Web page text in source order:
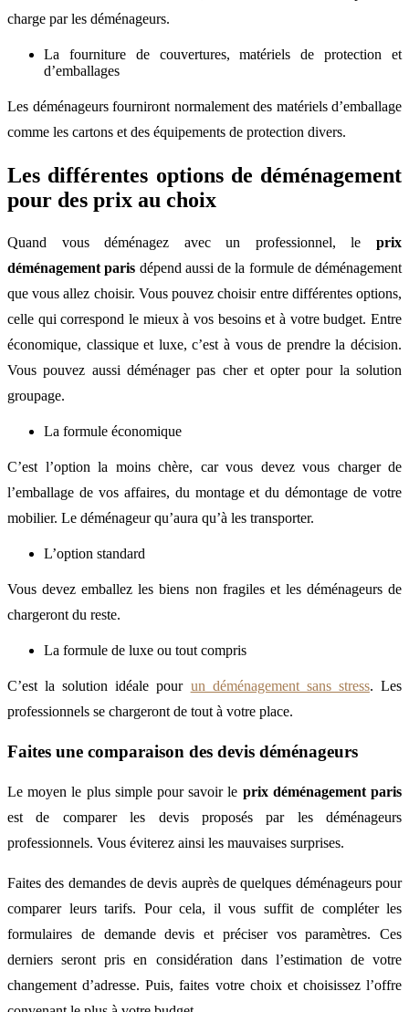
charge par les déménageurs.
La fourniture de couvertures, matériels de protection et
d’emballages
Les déménageurs fourniront normalement des matériels d’emballage
comme les cartons et des équipements de protection divers.
Les différentes options de déménagement
pour des prix au choix
Quand vous déménagez avec un professionnel, le prix
déménagement paris dépend aussi de la formule de déménagement
que vous allez choisir. Vous pouvez choisir entre différentes options,
celle qui correspond le mieux à vos besoins et à votre budget. Entre
économique, classique et luxe, c’est à vous de prendre la décision.
Vous pouvez aussi déménager pas cher et opter pour la solution
groupage.
La formule économique
C’est l’option la moins chère, car vous devez vous charger de
l’emballage de vos affaires, du montage et du démontage de votre
mobilier. Le déménageur qu’aura qu’à les transporter.
L’option standard
Vous devez emballez les biens non fragiles et les déménageurs de
chargeront du reste.
La formule de luxe ou tout compris
C’est la solution idéale pour un déménagement sans stress. Les
professionnels se chargeront de tout à votre place.
Faites une comparaison des devis déménageurs
Le moyen le plus simple pour savoir le prix déménagement paris
est de comparer les devis proposés par les déménageurs
professionnels. Vous éviterez ainsi les mauvaises surprises.
Faites des demandes de devis auprès de quelques déménageurs pour
comparer leurs tarifs. Pour cela, il vous suffit de compléter les
formulaires de demande devis et préciser vos paramètres. Ces
derniers seront pris en considération dans l’estimation de votre
changement d’adresse. Puis, faites votre choix et choisissez l’offre